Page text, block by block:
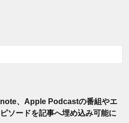
note、Apple Podcastの番組やエ
ピソードを記事へ埋め込み可能に